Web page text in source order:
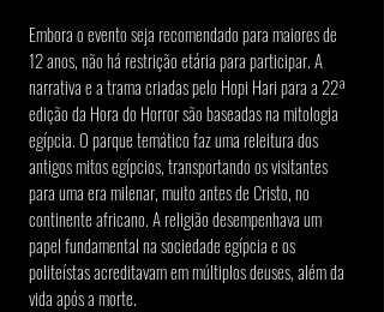
Embora o evento seja recomendado para maiores de
12 anos, não há restrição etária para participar. A
narrativa e a trama criadas pelo Hopi Hari para a 22ª
edição da Hora do Horror são baseadas na mitologia
egípcia. O parque temático faz uma releitura dos
antigos mitos egípcios, transportando os visitantes
para uma era milenar, muito antes de Cristo, no
continente africano. A religião desempenhava um
papel fundamental na sociedade egípcia e os
politeístas acreditavam em múltiplos deuses, além da
vida após a morte.